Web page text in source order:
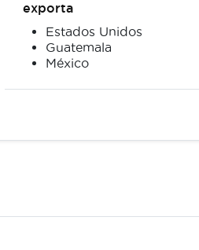
exporta
Estados Unidos
Guatemala
México